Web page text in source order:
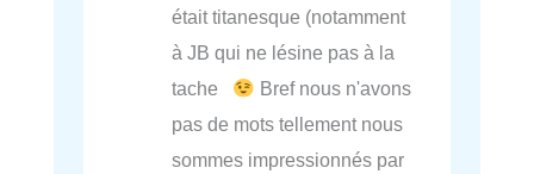
était titanesque (notamment
à JB qui ne lésine pas à la
tache
Bref nous n'avons
pas de mots tellement nous
sommes impressionnés par